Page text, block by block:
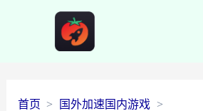
首页
国外加速国内游戏